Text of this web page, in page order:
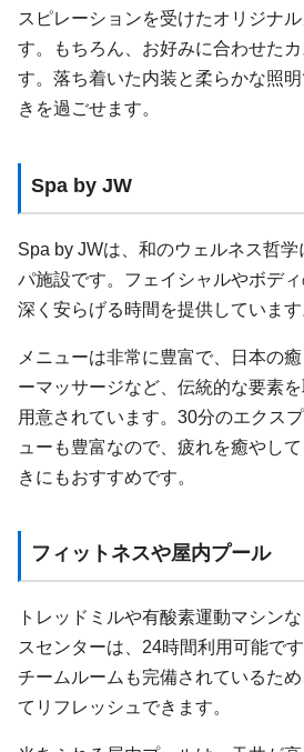
スピレーションを受けたオリジナ
す。もちろん、お好みに合わせた
す。落ち着いた内装と柔らかな照
きを過ごせます。
Spa by JW
Spa by JWは、和のウェルネス哲
パ施設です。フェイシャルやボディ
深く安らげる時間を提供しています
メニューは非常に豊富で、日本の
ーマッサージなど、伝統的な要素
用意されています。30分のエクス
ューも豊富なので、疲れを癒やし
きにもおすすめです。
フィットネスや屋内プール
トレッドミルや有酸素運動マシン
スセンターは、24時間利用可能で
チームルームも完備されているた
てリフレッシュできます。